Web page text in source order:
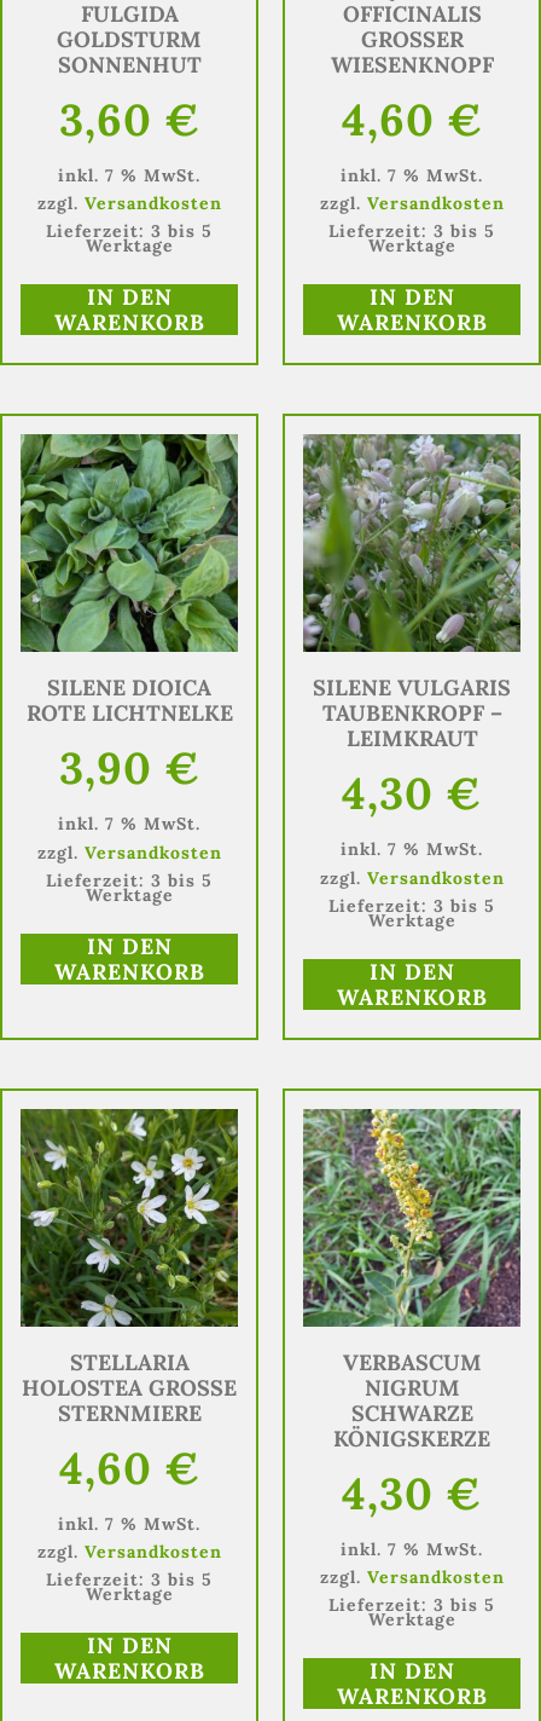
FULGIDA
GOLDSTURM
SONNENHUT
3,60 €
inkl. 7 % MwSt.
zzgl. Versandkosten
Lieferzeit: 3 bis 5
Werktage
IN DEN
WARENKORB
OFFICINALIS
GROSSER W
IESENKNOPF
4,60 €
inkl. 7 % MwSt.
zzgl. Versandkosten
Lieferzeit: 3 bis 5
Werktage
IN DEN
WARENKORB
SILENE DIOICA
ROTE LICHTNELKE
3,90 €
inkl. 7 % MwSt.
zzgl. Versandkosten
Lieferzeit: 3 bis 5
Werktage
IN DEN
WARENKORB
SILENE VULGARIS
TAUBENKROPF –
LEIMKRAUT
4,30 €
inkl. 7 % MwSt.
zzgl. Versandkosten
Lieferzeit: 3 bis 5
Werktage
IN DEN
WARENKORB
STELLARIA
HOLOSTEA GROSSE S
TERNMIERE
4,60 €
inkl. 7 % MwSt.
zzgl. Versandkosten
Lieferzeit: 3 bis 5
Werktage
IN DEN
WARENKORB
VERBASCUM
NIGRUM
SCHWARZE
KÖNIGSKERZE
4,30 €
inkl. 7 % MwSt.
zzgl. Versandkosten
Lieferzeit: 3 bis 5
Werktage
IN DEN
WARENKORB